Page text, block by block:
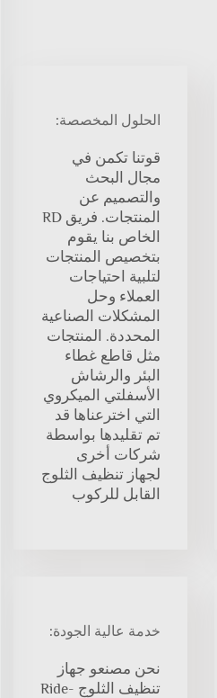
الحلول المخصصة:
قوتنا تكمن في
مجال البحث
والتصميم عن
المنتجات. فريق RD
الخاص بنا يقوم
بتخصيص المنتجات
لتلبية احتياجات
العملاء وحل
المشكلات الصناعية
المحددة. المنتجات
مثل قاطع غطاء
البئر والرشاش
الأسفلتي الميكروي
التي اخترعناها قد
تم تقليدها بواسطة
شركات أخرى
لجهاز تنظيف الثلوج
القابل للركوب
خدمة عالية الجودة:
نحن مصنعو جهاز
تنظيف الثلوج Ride-